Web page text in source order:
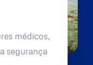
médicos,
segurança